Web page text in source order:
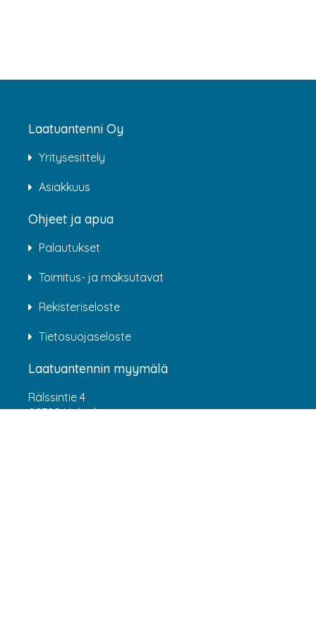
Laatuantenni Oy
Yritysesittely
Asiakkuus
Ohjeet ja apua
Palautukset
Toimitus- ja maksutavat
Rekisteriseloste
Tietosuojaseloste
Laatuantennin myymälä
Rälssintie 4
00720 Helsinki